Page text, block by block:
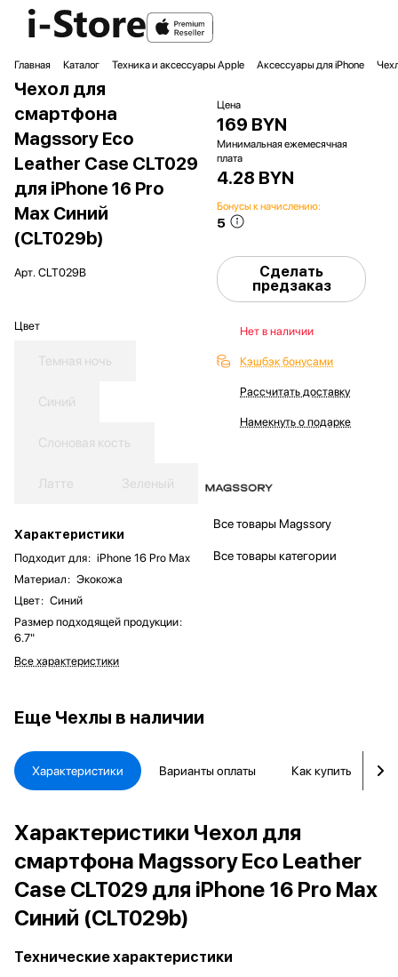
Главная Каталог Техника и аксессуары Apple Аксессуары для iPhone
Чехол для
смартфона
Magssory Eco
Leather Case CLT029
для iPhone 16 Pro
Max Синий
(CLT029b)
Арт. CLT029B
Цвет
Темная ночь
Синий
Слоновая кость
Латте Зеленый
Характеристики
Подходит для: iPhone 16 Pro Max
Материал : Экокожа
Цвет: Синий
Размер подходящей продукции:
6.7"
Все характеристики
Цена
169 BYN
Минимальная ежемесячная
плата
4.28 BYN
Бонусы к начислению:
5
Сделать
предзаказ
Нет в наличии
Кэшбэк бонусами
Рассчитать доставку
Намекнуть о подарке
Все товары Magssory
Все товары категории
Еще Чехлы в наличии
Характеристики Варианты оплаты Как купить
Характеристики Чехол для
смартфона Magssory Eco Leather
Case CLT029 для iPhone 16 Pro Max
Синий (CLT029b)
Технические характеристики